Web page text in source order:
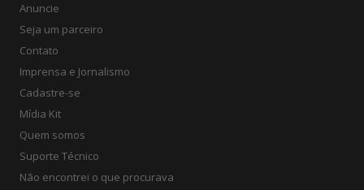
Anuncie
Seja um parceiro
Contato
Imprensa e Jornalismo
Cadastre-se
Mídia Kit
Quem somos
Suporte Técnico
Não encontrei o que procurava